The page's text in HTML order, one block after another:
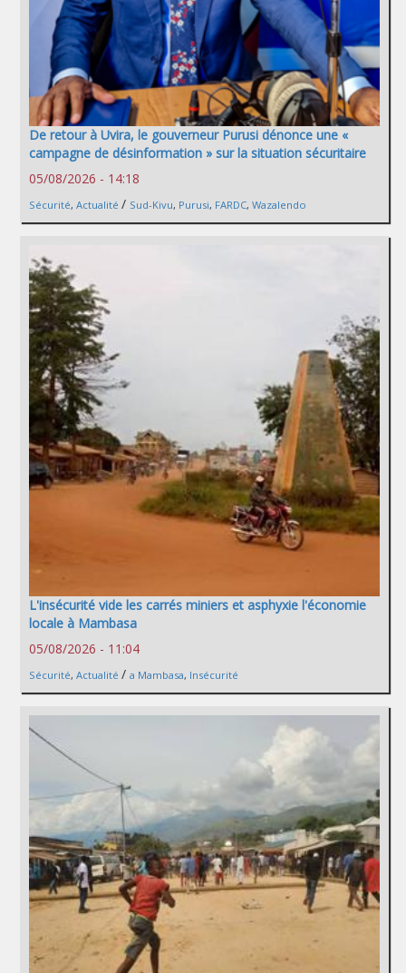
De retour à Uvira, le gouverneur Purusi dénonce une «
campagne de désinformation » sur la situation sécuritaire
05/08/2026 - 14:18
Sécurité, Actualité / Sud-Kivu, Purusi, FARDC, Wazalendo
L'insécurité vide les carrés miniers et asphyxie l'économie
locale à Mambasa
05/08/2026 - 11:04
Sécurité, Actualité / a Mambasa, Insécurité